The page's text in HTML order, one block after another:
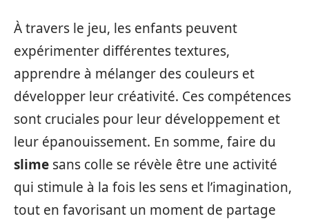
À travers le jeu, les enfants peuvent
expérimenter différentes textures,
apprendre à mélanger des couleurs et
développer leur créativité. Ces compétences
sont cruciales pour leur développement et
leur épanouissement. En somme, faire du
slime sans colle se révèle être une activité
qui stimule à la fois les sens et l’imagination,
tout en favorisant un moment de partage